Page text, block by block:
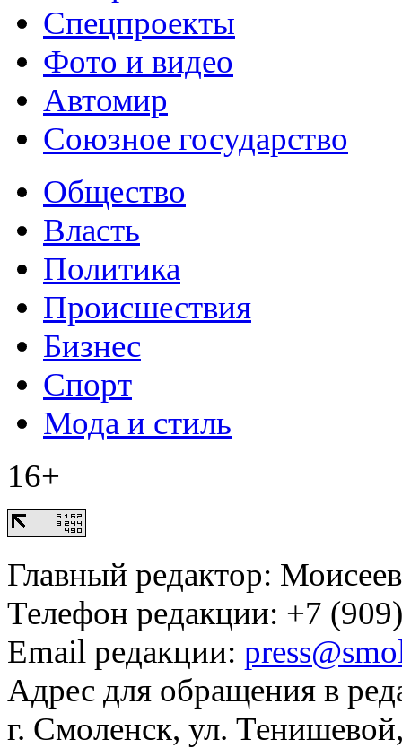
Спецпроекты
Фото и видео
Автомир
Союзное государство
Общество
Власть
Политика
Происшествия
Бизнес
Спорт
Мода и стиль
16+
Главный редактор:
Телефон редакции: +7
Email редакции:
Адрес для обращения в
г. Смоленск, ул.